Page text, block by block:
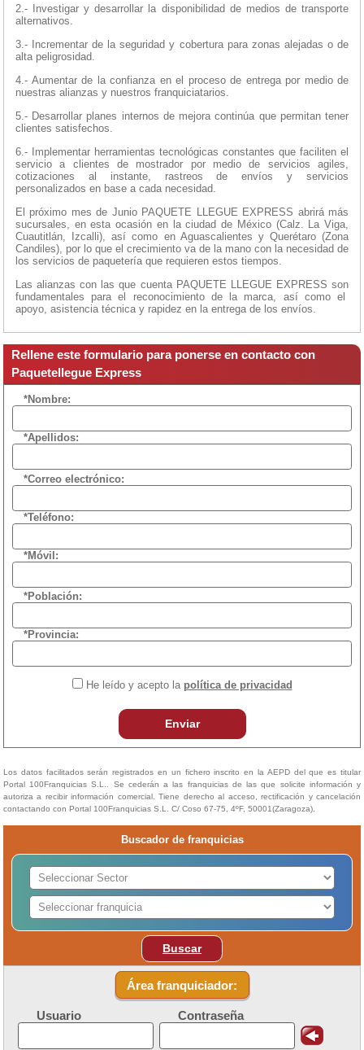
2.- Investigar y desarrollar la disponibilidad de medios de transporte
alternativos.
3.- Incrementar de la seguridad y cobertura para zonas alejadas o de
alta peligrosidad.
4.- Aumentar de la confianza en el proceso de entrega por medio de
nuestras alianzas y nuestros franquiciatarios.
5.- Desarrollar planes internos de mejora continúa que permitan tener
clientes satisfechos.
6.- Implementar herramientas tecnológicas constantes que faciliten el
servicio a clientes de mostrador por medio de servicios agiles,
cotizaciones al instante, rastreos de envíos y servicios
personalizados en base a cada necesidad.
El próximo mes de Junio PAQUETE LLEGUE EXPRESS abrirá más
sucursales, en esta ocasión en la ciudad de México (Calz. La Viga,
Cuautitlán, Izcalli), así como en Aguascalientes y Querétaro (Zona
Candiles), por lo que el crecimiento va de la mano con la necesidad de
los servicios de paquetería que requieren estos tiempos.
Las alianzas con las que cuenta PAQUETE LLEGUE EXPRESS son
fundamentales para el reconocimiento de la marca, así como el
apoyo, asistencia técnica y rapidez en la entrega de los envíos.
Rellene este formulario para ponerse en contacto con
Paquetellegue Express
*Nombre:
*Apellidos:
*Correo electrónico:
*Teléfono:
*Móvil:
*Población:
*Provincia:
He leído y acepto la política de privacidad
Enviar
Los datos facilitados serán registrados en un fichero inscrito en la AEPD del que es titular
Portal 100Franquicias S.L.. Se cederán a las franquicias de las que solicite información y
autoriza a recibir información comercial. Tiene derecho al acceso, rectificación y cancelación
contactando con Portal 100Franquicias S.L. C/ Coso 67-75, 4ºF, 50001(Zaragoza).
Buscador de franquicias
Buscar
Área franquiciador:
Usuario Contraseña